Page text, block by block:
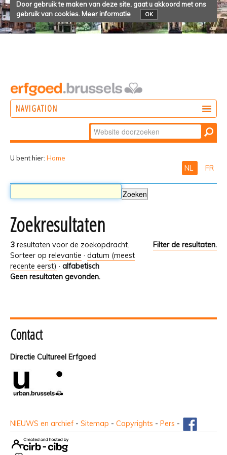
Door gebruik te maken van deze site, gaat u akkoord met ons
gebruik van cookies. Meer informatie OK
NAVIGATION
Zoek
Geavanceerd
U bent hier: Home
NL FR
Zoekresultaten
3 resultaten voor de zoekopdracht.
Filter de resultaten.
Sorteer op relevantie · datum (meest
recente eerst) · alfabetisch
Geen resultaten gevonden.
Contact
Directie Cultureel Erfgoed
NIEUWS en archief - Sitemap - Copyrights - Pers -